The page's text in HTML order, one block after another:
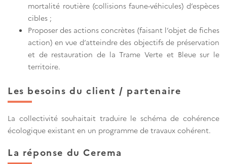
mortalité routière (collisions faune-véhicules) d’espèces
cibles ;
Proposer des actions concrètes (faisant l’objet de fiches
action) en vue d’atteindre des objectifs de préservation
et de restauration de la Trame Verte et Bleue sur le
territoire.
Les besoins du client / partenaire
La collectivité souhaitait traduire le schéma de cohérence
écologique existant en un programme de travaux cohérent.
La réponse du Cerema